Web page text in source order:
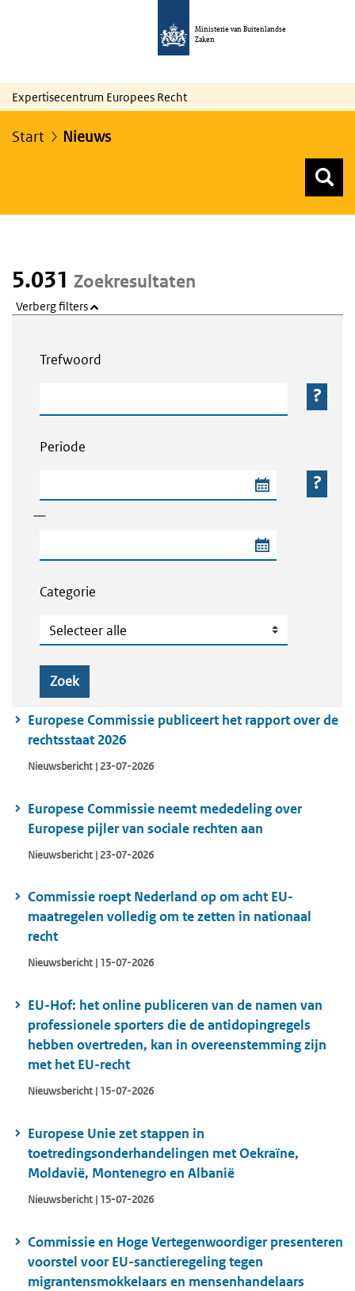
Ministerie van Buitenlandse
Zaken
Expertisecentrum Europees Recht
Start Nieuws
5.031 Zoekresultaten
Verberg filters
Trefwoord
Periode
—
Categorie
Categorie
Zoek
Europese Commissie publiceert het rapport over de
rechtsstaat 2026
Nieuwsbericht | 23-07-2026
Europese Commissie neemt mededeling over
Europese pijler van sociale rechten aan
Nieuwsbericht | 23-07-2026
Commissie roept Nederland op om acht EU-
maatregelen volledig om te zetten in nationaal
recht
Nieuwsbericht | 15-07-2026
EU-Hof: het online publiceren van de namen van
professionele sporters die de antidopingregels
hebben overtreden, kan in overeenstemming zijn
met het EU-recht
Nieuwsbericht | 15-07-2026
Europese Unie zet stappen in
toetredingsonderhandelingen met Oekraïne,
Moldavië, Montenegro en Albanië
Nieuwsbericht | 15-07-2026
Commissie en Hoge Vertegenwoordiger presenteren
voorstel voor EU-sanctieregeling tegen
migrantensmokkelaars en mensenhandelaars